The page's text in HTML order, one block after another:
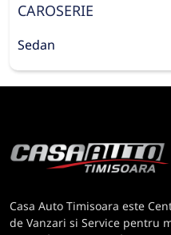
CAROSERIE
Sedan
Casa Auto Timisoara este
de Vanzari si Service pentru